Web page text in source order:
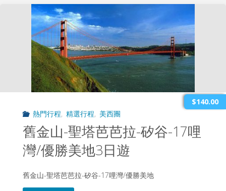
逍
遙
遊"
磯、
拉
斯
维
加
斯、
大
峡
谷
$140.00
熱門行程, 精選行程, 美西團
舊金山-聖塔芭芭拉-矽谷-17哩
灣/優勝美地3日遊
舊金山-聖塔芭芭拉-矽谷-17哩灣/優勝美地